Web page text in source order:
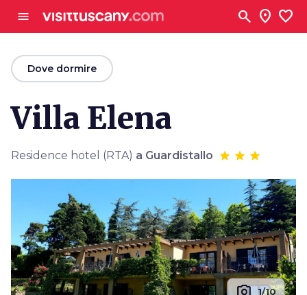
menu search location_on favorite
arrow_backDove dormire
Villa Elena
Residence hotel (RTA) a Guardistallo
1/10